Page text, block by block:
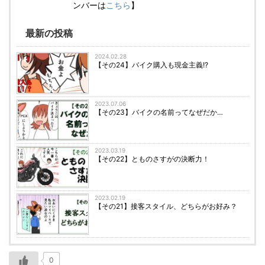
ンバーはこちら 】
最新の投稿
2024.02.28
【その24】バイク購入も現金主義!?
2023.07.06
【その23】バイクの名前ってなぜだか…
2023.03.19
【その22】とものさすがの決断力！
2023.02.19
【その21】接客スタイル、どちらがお好み？
0